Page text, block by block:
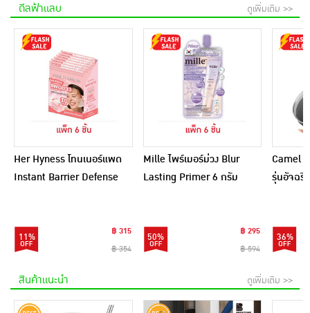
ดีลฟ้าแลบ ดูเพิ่มเติม >>
Her Hyness โทนเนอร์แพด
Instant Barrier Defense
11%
฿ 315
฿ 354
Mille ไพร์เมอร์ม่วง Blur
Lasting Primer 6 กรัม
50%
฿ 295
฿ 594
Camel
รุ่นอัจฉริ
36%
สินค้าแนะนำ ดูเพิ่มเติม >>